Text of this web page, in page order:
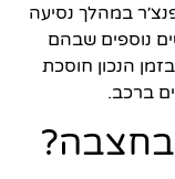
במהלך נסיעה
נוספים שבהם
הנכון חוסכת
ברכב.
בחצבה?